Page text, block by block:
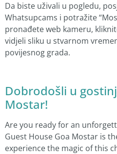
Da biste uživali u pogledu,
Whatsupcams i potražite
pronađete web kameru,
vidjeli sliku u stvarnom
povijesnog grada.
Dobrodošli u
Mostar!
Are you ready for an
Guest House Goa Mostar is
experience the magic of this